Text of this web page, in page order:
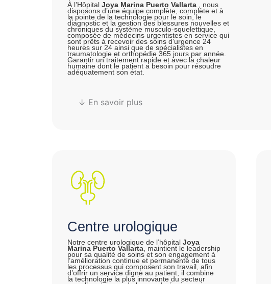
À l’Hôpital Joya Marina Puerto Vallarta , nous
disposons d’une équipe complète, complète et à
la pointe de la technologie pour le soin, le
diagnostic et la gestion des blessures nouvelles et
chroniques du système musculo-squelettique,
composée de médecins urgentistes en service qui
sont prêts à recevoir des soins d’urgence 24
heures sur 24 ainsi que de spécialistes en
traumatologie et orthopédie 365 jours par année.
Garantir un traitement rapide et avec la chaleur
humaine dont le patient a besoin pour résoudre
adéquatement son état.
↓ En savoir plus
Centre urologique
Notre centre urologique de l’hôpital Joya
Marina Puerto Vallarta , maintient le leadership
pour sa qualité de soins et son engagement à
l’amélioration continue et permanente de tous
les processus qui composent son travail, afin
d’offrir un service digne au patient, il combine
la technologie la plus innovante du secteur